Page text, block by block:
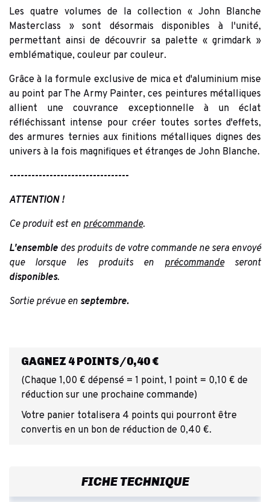
Les quatre volumes de la collection « John Blanche
Masterclass » sont désormais disponibles à l'unité,
permettant ainsi de découvrir sa palette « grimdark »
emblématique, couleur par couleur.
Grâce à la formule exclusive de mica et d'aluminium mise
au point par The Army Painter, ces peintures métalliques
allient une couvrance exceptionnelle à un éclat
réfléchissant intense pour créer toutes sortes d'effets,
des armures ternies aux finitions métalliques dignes des
univers à la fois magnifiques et étranges de John Blanche.
---------------------------------
ATTENTION !
Ce produit est en précommande.
L'ensemble des produits de votre commande ne sera envoyé
que lorsque les produits en précommandeseront
disponibles.
Sortie prévue en septembre.
GAGNEZ 4 POINTS/0,40 €
(Chaque 1,00 € dépensé = 1 point, 1 point = 0,10 € de
réduction sur une prochaine commande)
Votre panier totalisera 4 points qui pourront être
convertis en un bon de réduction de 0,40 €.
FICHE TECHNIQUE